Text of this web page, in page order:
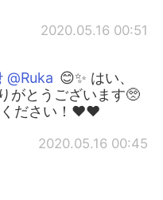
2020.05.16 00:51
@Ruka 😊✨ はい、
とうございます🥺
ください！❤️❤️
2020.05.16 00:45